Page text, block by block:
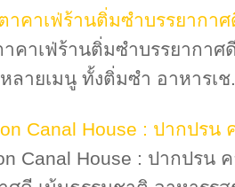
าคาเฟ่ร้านติ่มซำบรรยากาศ
คาเฟ่ร้านติ่มซำบรรยากา
ลายเมนู ทั้งติ่มซำ อาหารเช
Canal House : ปากปรน
Canal House : ปากปรน